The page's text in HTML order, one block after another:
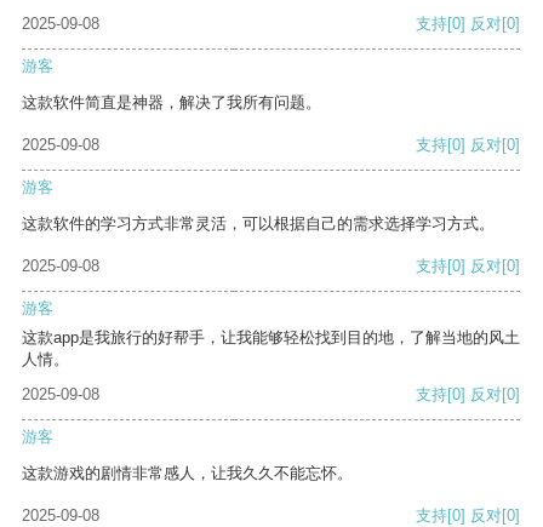
2025-09-08
支持[0] 反对[0]
游客
这款软件简直是神器，解决了我所有问题。
2025-09-08 支持[0] 反对[0]
游客
这款软件的学习方式非常灵活，可以根据自己的需求选择学习方式。
2025-09-08 支持[0] 反对[0]
游客
这款app是我旅行的好帮手，让我能够轻松找到目的地，了解当地的风土
人情。
2025-09-08
支持[0] 反对[0]
游客
这款游戏的剧情非常感人，让我久久不能忘怀。
2025-09-08 支持[0] 反对[0]